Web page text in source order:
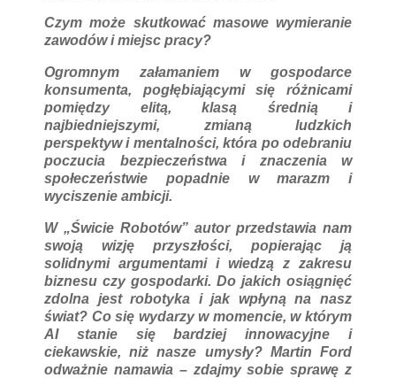
Czym może skutkować masowe wymieranie
zawodów i miejsc pracy?
Ogromnym załamaniem w gospodarce
konsumenta, pogłębiającymi się różnicami
pomiędzy elitą, klasą średnią i
najbiedniejszymi, zmianą ludzkich
perspektyw i mentalności, która po odebraniu
poczucia bezpieczeństwa i znaczenia w
społeczeństwie popadnie w marazm i
wyciszenie ambicji.
W „Świcie Robotów” autor przedstawia nam
swoją wizję przyszłości, popierając ją
solidnymi argumentami i wiedzą z zakresu
biznesu czy gospodarki. Do jakich osiągnięć
zdolna jest robotyka i jak wpłyną na nasz
świat? Co się wydarzy w momencie, w którym
AI stanie się bardziej innowacyjne i
ciekawskie, niż nasze umysły? Martin Ford
odważnie namawia – zdajmy sobie sprawę z